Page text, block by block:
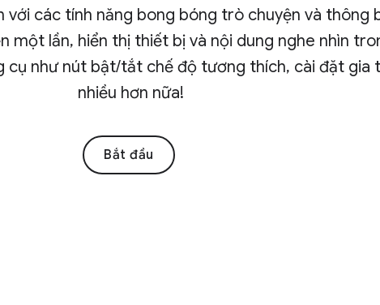
với các tính năng bong bóng trò chuyện và thông
một lần, hiển thị thiết bị và nội dung nghe nhìn
cụ như nút bật/tắt chế độ tương thích, cài đặt gia
nhiều hơn nữa!
Bắt đầu